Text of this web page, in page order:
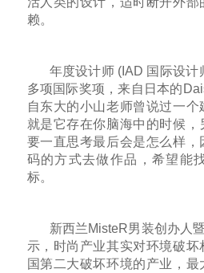
赖。
年度设计师 (IAD 国际设
多项国际奖项，来自日本的
自东大的小山老师曾说过一
就是它存在你脑海中的时候
要一直思考最后会是怎么样
码的方式去做作品，希望能
标。
新西兰MisteR男装创办人
示，时尚产业其实对环境破
国第二大破坏环境的产业，最